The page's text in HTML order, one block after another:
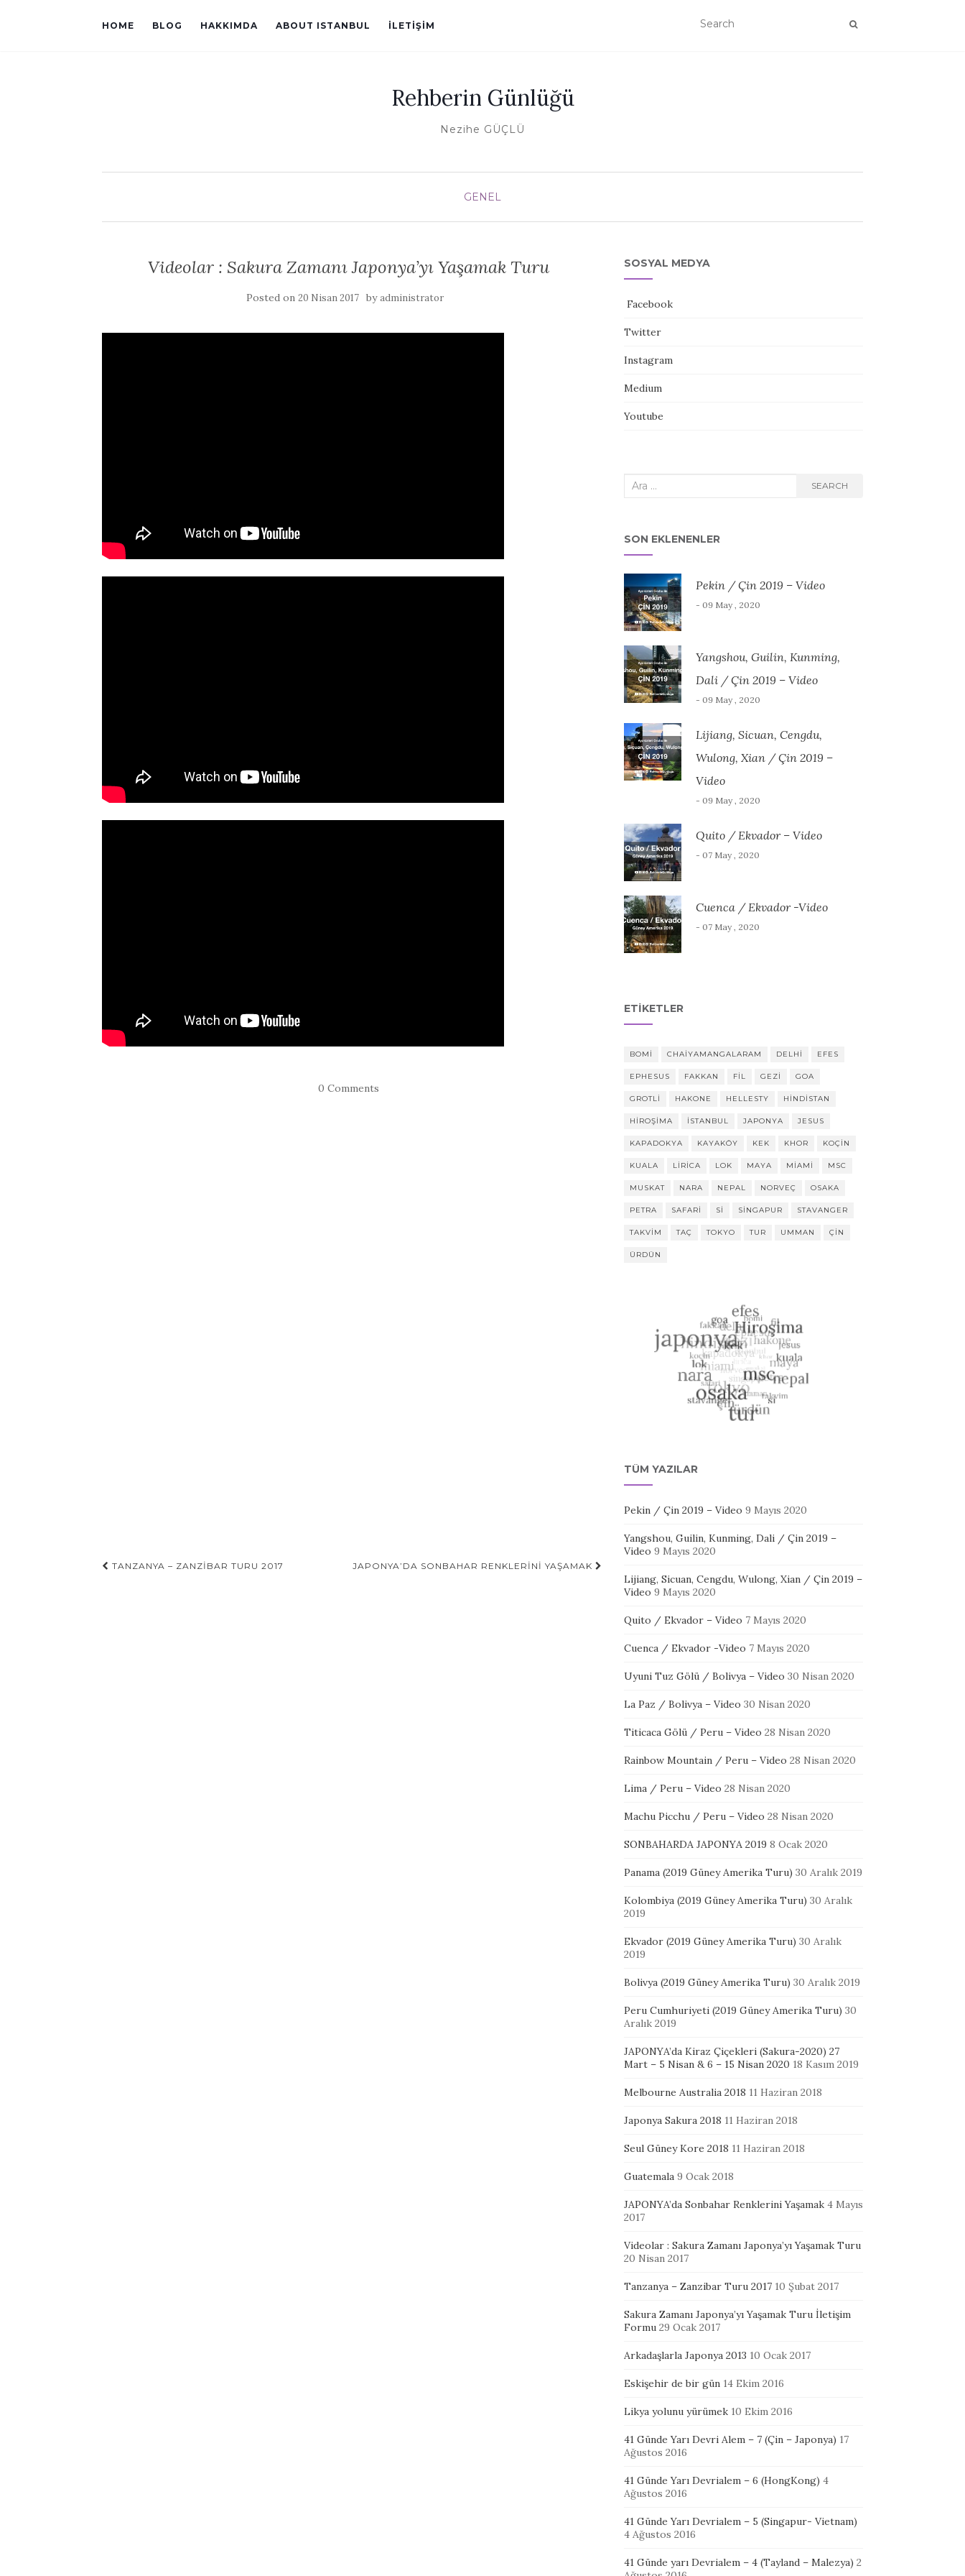
HOME BLOG HAKKIMDA ABOUT ISTANBUL İLETIŞIM
Rehberin Günlüğü
Nezihe GÜÇLÜ
GENEL
Videolar : Sakura Zamanı Japonya’yı Yaşamak Turu
Posted on 20 Nisan 2017 byadministrator
0 Comments
Gönderi
TANZANYA – ZANZIBAR TURU 2017 JAPONYA’DA SONBAHAR RENKLERINI YAŞAMAK
SOSYAL MEDYA
Facebook
Twitter
Instagram
Medium
Youtube
Search
SEARCH
SON EKLENENLER
Pekin / Çin 2019 – Video
- 09 May , 2020
Yangshou, Guilin, Kunming,
Dali / Çin 2019 – Video
- 09 May , 2020
Lijiang, Sicuan, Cengdu,
Wulong, Xian / Çin 2019 –
Video
- 09 May , 2020
Quito / Ekvador – Video
- 07 May , 2020
Cuenca / Ekvador -Video
- 07 May , 2020
ETIKETLER
BOMI CHAIYAMANGALARAM DELHI EFES
EPHESUS FAKKAN FIL GEZI GOA
GROTLI HAKONE HELLESTY HINDISTAN
HIROŞIMA ISTANBUL JAPONYA JESUS
KAPADOKYA KAYAKÖY KEK KHOR KOÇIN
KUALA LIRICA LOK MAYA MIAMI MSC
MUSKAT NARA NEPAL NORVEÇ OSAKA
PETRA SAFARI SI SINGAPUR STAVANGER
TAKVIM TAÇ TOKYO TUR UMMAN ÇIN
ÜRDÜN
TÜM YAZILAR
Pekin / Çin 2019 – Video 9 Mayıs 2020
Yangshou, Guilin, Kunming, Dali / Çin 2019 –
Video 9 Mayıs 2020
Lijiang, Sicuan, Cengdu, Wulong, Xian / Çin 2019 –
Video 9 Mayıs 2020
Quito / Ekvador – Video 7 Mayıs 2020
Cuenca / Ekvador -Video 7 Mayıs 2020
Uyuni Tuz Gölü / Bolivya – Video 30 Nisan 2020
La Paz / Bolivya – Video 30 Nisan 2020
Titicaca Gölü / Peru – Video 28 Nisan 2020
Rainbow Mountain / Peru – Video 28 Nisan 2020
Lima / Peru – Video 28 Nisan 2020
Machu Picchu / Peru – Video 28 Nisan 2020
SONBAHARDA JAPONYA 2019 8 Ocak 2020
Panama (2019 Güney Amerika Turu) 30 Aralık 2019
Kolombiya (2019 Güney Amerika Turu) 30 Aralık
2019
Ekvador (2019 Güney Amerika Turu) 30 Aralık
2019
Bolivya (2019 Güney Amerika Turu) 30 Aralık 2019
Peru Cumhuriyeti (2019 Güney Amerika Turu) 30
Aralık 2019
JAPONYA’da Kiraz Çiçekleri (Sakura-2020) 27
Mart – 5 Nisan & 6 – 15 Nisan 2020 18 Kasım 2019
Melbourne Australia 2018 11 Haziran 2018
Japonya Sakura 2018 11 Haziran 2018
Seul Güney Kore 2018 11 Haziran 2018
Guatemala 9 Ocak 2018
JAPONYA’da Sonbahar Renklerini Yaşamak 4 Mayıs
2017
Videolar : Sakura Zamanı Japonya’yı Yaşamak Turu
20 Nisan 2017
Tanzanya – Zanzibar Turu 2017 10 Şubat 2017
Sakura Zamanı Japonya’yı Yaşamak Turu İletişim
Formu 29 Ocak 2017
Arkadaşlarla Japonya 2013 10 Ocak 2017
Eskişehir de bir gün 14 Ekim 2016
Likya yolunu yürümek 10 Ekim 2016
41 Günde Yarı Devri Alem – 7 (Çin – Japonya) 17
Ağustos 2016
41 Günde Yarı Devrialem – 6 (HongKong) 4
Ağustos 2016
41 Günde Yarı Devrialem – 5 (Singapur- Vietnam)
4 Ağustos 2016
41 Günde yarı Devrialem – 4 (Tayland – Malezya) 2